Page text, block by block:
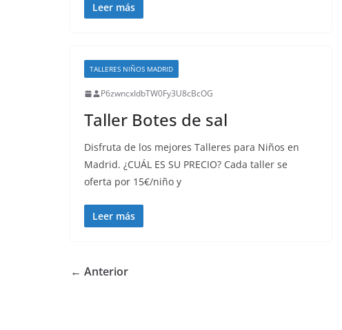
Leer más
TALLERES NIÑOS MADRID
P6zwncxIdbTW0Fy3U8cBcOG
Taller Botes de sal
Disfruta de los mejores Talleres para Niños en
Madrid. ¿CUÁL ES SU PRECIO? Cada taller se
oferta por 15€/niño y
Leer más
← Anterior